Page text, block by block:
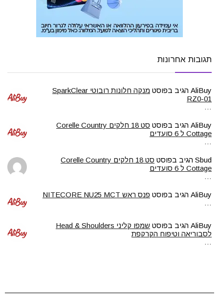
תגובות אחרונות
AliBuy הגיב בפוסט
מנקה חלונות רובוטי SparkClear
RZ0-01
…
AliBuy הגיב בפוסט
סט 18 חלקים Corelle Country
Cottage ל 6 סועדים
…
Sbud הגיב בפוסט
סט 18 חלקים Corelle Country
Cottage ל 6 סועדים
…
AliBuy הגיב בפוסט פנס ראש NITECORE NU25 MCT
…
AliBuy הגיב בפוסט
שמפו קליני Head & Shoulders
לסבוריאה וטיפוח הקרקפת
…